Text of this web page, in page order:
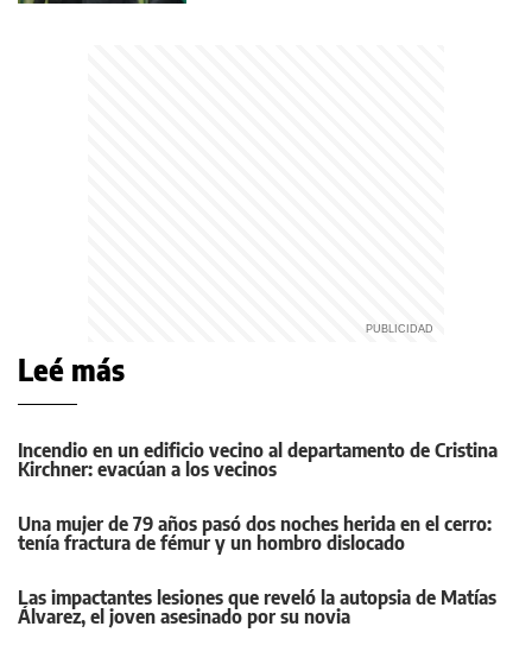
Leé más
Incendio en un edificio vecino al departamento de Cristina
Kirchner: evacúan a los vecinos
Una mujer de 79 años pasó dos noches herida en el cerro:
tenía fractura de fémur y un hombro dislocado
Las impactantes lesiones que reveló la autopsia de Matías
Álvarez, el joven asesinado por su novia